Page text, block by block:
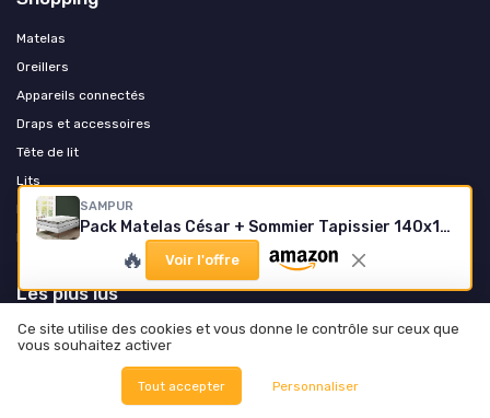
SAMPUR
Pack Matelas César + Sommier Tapissier 140x190 cm
🔥 Voir l'offre
Matelas
Oreillers
Appareils connectés
Draps et accessoires
Tête de lit
Lits
Mobilier de chambre
Literie enfant et bébé
Les plus lus
Avis sur les matelas Dreamea : que valent-ils vraiment ?
Comment identifier les traces de punaises de lit sur votre matelas
Ce site utilise des cookies et vous donne le contrôle sur ceux que
vous souhaitez activer
Tout accepter Personnaliser